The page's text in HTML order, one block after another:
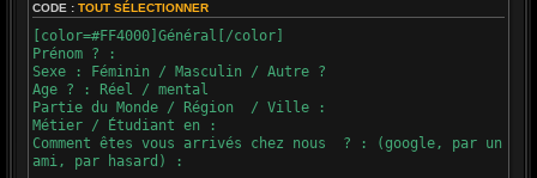
CODE : TOUT SÉLECTIONNER
[color=#FF4000]Général[/color]
Prénom ? :
Sexe : Féminin / Masculin / Autre ?
Age ? : Réel / mental
Partie du Monde / Région / Ville :
Métier / Étudiant en :
Comment êtes vous arrivés chez nous ? : (google, par un
ami, par hasard) :